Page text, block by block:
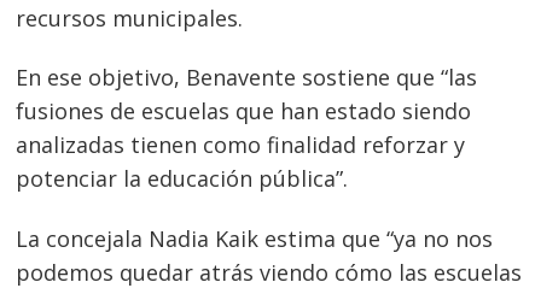
recursos municipales.
En ese objetivo, Benavente sostiene que “las
fusiones de escuelas que han estado siendo
analizadas tienen como finalidad reforzar y
potenciar la educación pública”.
La concejala Nadia Kaik estima que “ya no nos
podemos quedar atrás viendo cómo las escuelas